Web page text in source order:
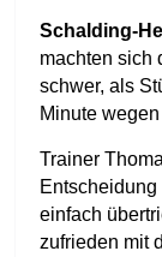
Schalding-
machten sich
schwer, als
Minute
Trainer
einfach
zufrieden mit